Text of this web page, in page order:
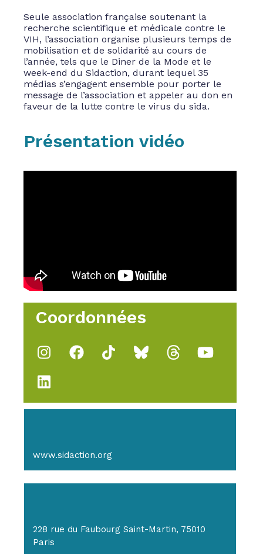
Seule association française soutenant la
recherche scientifique et médicale contre le
VIH, l’association organise plusieurs temps de
mobilisation et de solidarité au cours de
l’année, tels que le Diner de la Mode et le
week-end du Sidaction, durant lequel 35
médias s’engagent ensemble pour porter le
message de l’association et appeler au don en
faveur de la lutte contre le virus du sida.
Présentation vidéo
Coordonnées
www.sidaction.org
228 rue du Faubourg Saint-Martin, 75010
Paris